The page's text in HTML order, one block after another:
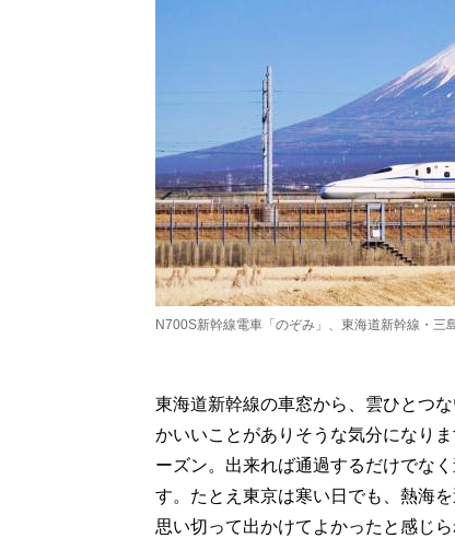
N700S新幹線電車「のぞみ」、東海道新幹線・三
東海道新幹線の車窓から、雲ひとつ
かいいことがありそうな気分になり
ーズン。出来れば通過するだけでな
す。たとえ東京は寒い日でも、熱海
思い切って出かけてよかったと感じら